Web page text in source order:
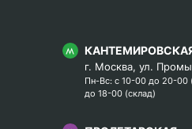
г. Москва, ул.
Пн-Вс: с 10-00 до 20-00
до 18-00 (склад)